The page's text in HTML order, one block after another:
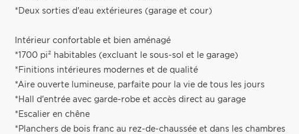
*Deux sorties d'eau extérieures (garage et cour)
Intérieur confortable et bien aménagé
*1700 pi² habitables (excluant le sous-sol et le garage)
*Finitions intérieures modernes et de qualité
*Aire ouverte lumineuse, parfaite pour la vie de tous les jours
*Hall d'entrée avec garde-robe et accès direct au garage
*Escalier en chêne
*Planchers de bois franc au rez-de-chaussée et dans les chambres